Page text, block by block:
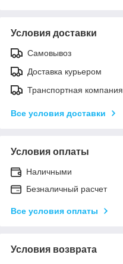
Условия доставки
Самовывоз
Доставка курьером
Транспортная компания
Все условия доставки
Условия оплаты
Наличными
Безналичный расчет
Все условия оплаты
Условия возврата